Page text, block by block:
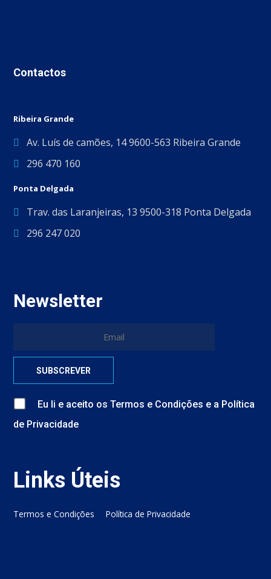
Contactos
Ribeira Grande
Av. Luís de camões, 14 9600-563 Ribeira Grande
296 470 160
Ponta Delgada
Trav. das Laranjeiras, 13 9500-318 Ponta Delgada
296 247 020
Newsletter
Eu li e aceito osTermos e Condições e a Política
de Privacidade
Links Úteis
Termos e Condições Política de Privacidade